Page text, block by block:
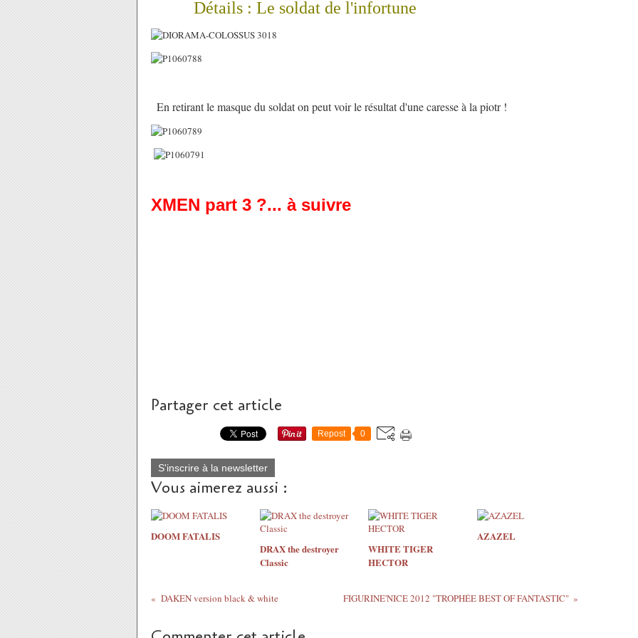
Détails : Le soldat de l'infortune
En retirant le masque du soldat on peut voir le résultat d'une caresse à la piotr !
XMEN part 3 ?... à suivre
Partager cet article
Repost 0
S'inscrire à la newsletter
Vous aimerez aussi :
DOOM FATALIS
DRAX the destroyer
Classic
WHITE TIGER
HECTOR
AZAZEL
DAKEN version black & white FIGURINE'NICE 2012 "TROPHÉE BEST OF FANTASTIC"